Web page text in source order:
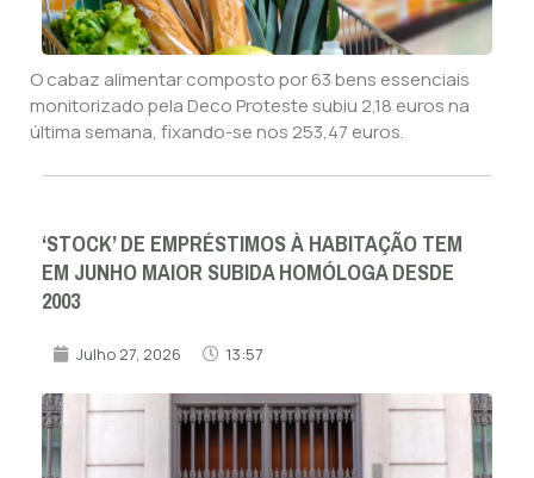
O cabaz alimentar composto por 63 bens essenciais
monitorizado pela Deco Proteste subiu 2,18 euros na
última semana, fixando-se nos 253,47 euros.
‘STOCK’ DE EMPRÉSTIMOS À HABITAÇÃO TEM
EM JUNHO MAIOR SUBIDA HOMÓLOGA DESDE
2003
Julho 27, 2026 13:57